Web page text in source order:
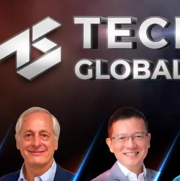
แม้ดีลนี้ไม่ได้รับการเปิดตัวเลขอย่างเป็นทางกา
ถึง 19 ล้านเหรียญสหรัฐฯ เลยทีเดียวกลายเป็นดี
วัตถุประสงค์เพื่อสร้าง Content Ecosystem ที่เ
Ookbee U จะครอบคลุม 4 หมวดหลักด้วยกันได้แ
เพลงและดนตรี (Fungjai)
ความคิดเห็น/ประสบการณ์ (Storylog) ->
งานเขียน/นิยายต่างๆ (ธัญวลัย/Fictionlog)
โดยบริษัทตั้งเป้าว่าภายในปี 2562 Ookbee U
ล้านชิ้น